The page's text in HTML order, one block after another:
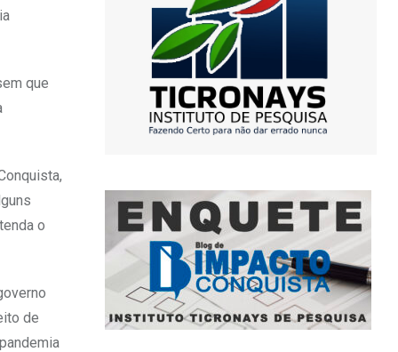
que
o
de